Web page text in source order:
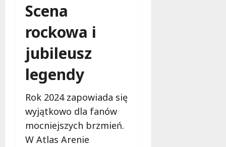
Scena
rockowa i
jubileusz
legendy
Rok 2024 zapowiada się
wyjątkowo dla fanów
mocniejszych brzmień.
W Atlas Arenie